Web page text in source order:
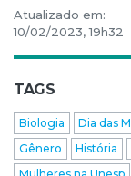
Atualizado em:
10/02/2023, 19h32
TAGS
Biologia Dia das
Gênero
História